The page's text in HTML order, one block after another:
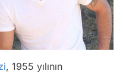
, 1955 yılının